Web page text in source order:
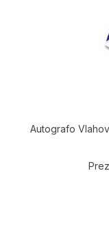
Autografo